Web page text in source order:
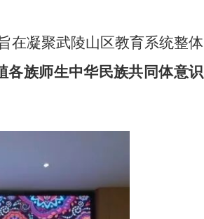
在凝聚武陵山区教育系统整体
各族师生中华民族共同体意识